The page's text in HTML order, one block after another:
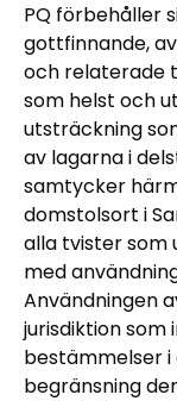
PQ förbehåller
gottfinnande,
och relaterade
som helst och
utsträckning
av lagarna i
samtycker
domstolsort i
alla tvister som
med
Användningen
jurisdiktion
bestämmelser i
begränsning